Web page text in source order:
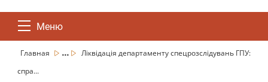
Меню
Главная ...
Ліквідація департаменту спецрозслідувань ГПУ:
спра...